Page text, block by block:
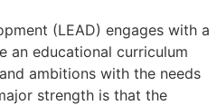
(LEAD) engages with a
an educational curriculum
ambitions with the needs
strength is that the